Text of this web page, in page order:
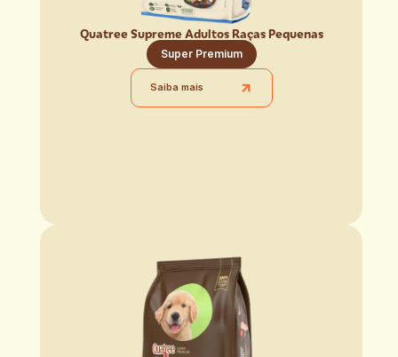
Quatree Supreme Adultos Raças Pequenas
Super Premium
Saiba mais